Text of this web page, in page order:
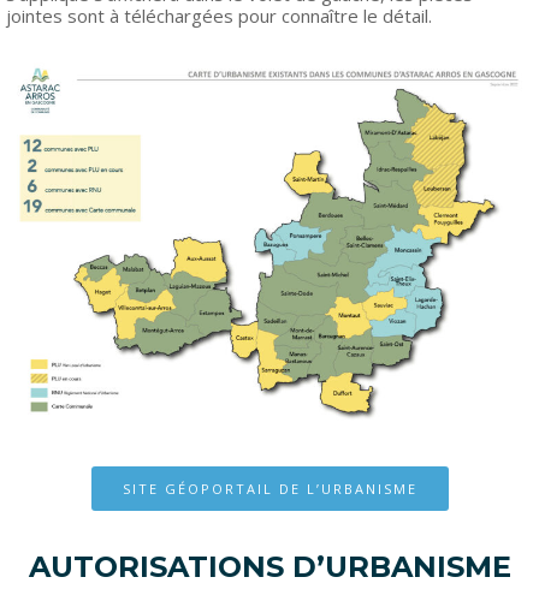
jointes sont à téléchargées pour connaître le détail.
SITE GÉOPORTAIL DE L’URBANISME
AUTORISATIONS D’URBANISME